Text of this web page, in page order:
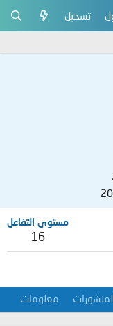
تسجيل
مستوى التفاعل
16
معلومات